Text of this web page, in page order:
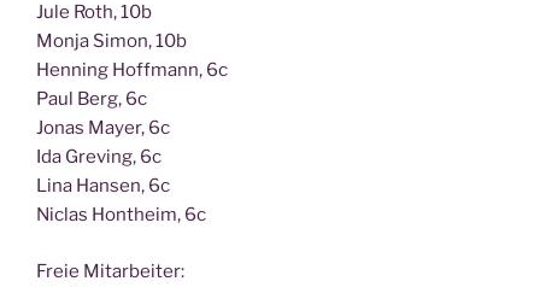
Jule Roth, 10b
Mon­ja Simon, 10b
Hen­ning Hoff­mann, 6c
Paul Berg, 6c
Jonas May­er, 6c
Ida Gre­ving, 6c
Lina Han­sen, 6c
Nic­las Hont­heim, 6c
Freie Mit­ar­bei­ter: